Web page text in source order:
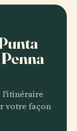
l'itinéraire
votre façon